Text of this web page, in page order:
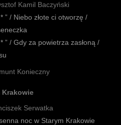
Kamil Baczyński
* ” / Niebo złote ci otworzę /
* ” / Gdy za powietrza zasłoną /
Konieczny
Krakowie
Serwatka
noc w Starym Krakowie